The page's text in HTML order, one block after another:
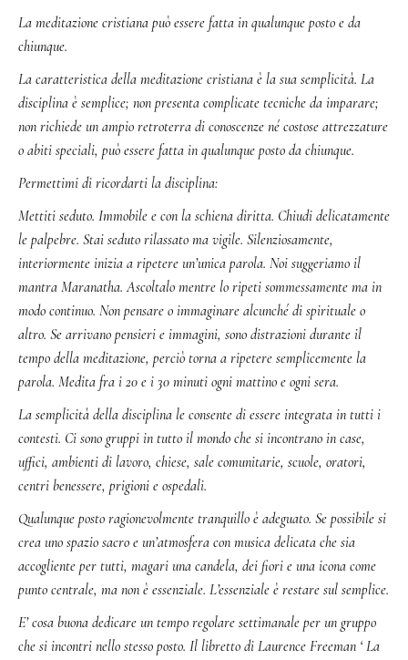
La meditazione cristiana può essere fatta in qualunque posto e da
chiunque.
La caratteristica della meditazione cristiana è la sua semplicità. La
disciplina è semplice; non presenta complicate tecniche da imparare;
non richiede un ampio retroterra di conoscenze né costose attrezzature
o abiti speciali, può essere fatta in qualunque posto da chiunque.
Permettimi di ricordarti la disciplina:
Mettiti seduto. Immobile e con la schiena diritta. Chiudi delicatamente
le palpebre. Stai seduto rilassato ma vigile. Silenziosamente,
interiormente inizia a ripetere un’unica parola. Noi suggeriamo il
mantra Maranatha. Ascoltalo mentre lo ripeti sommessamente ma in
modo continuo. Non pensare o immaginare alcunché di spirituale o
altro. Se arrivano pensieri e immagini, sono distrazioni durante il
tempo della meditazione, perciò torna a ripetere semplicemente la
parola. Medita fra i 20 e i 30 minuti ogni mattino e ogni sera.
La semplicità della disciplina le consente di essere integrata in tutti i
contesti. Ci sono gruppi in tutto il mondo che si incontrano in case,
uffici, ambienti di lavoro, chiese, sale comunitarie, scuole, oratori,
centri benessere, prigioni e ospedali.
Qualunque posto ragionevolmente tranquillo è adeguato. Se possibile si
crea uno spazio sacro e un’atmosfera con musica delicata che sia
accogliente per tutti, magari una candela, dei fiori e una icona come
punto centrale, ma non è essenziale. L’essenziale è restare sul semplice.
E’ cosa buona dedicare un tempo regolare settimanale per un gruppo
che si incontri nello stesso posto. Il libretto di Laurence Freeman ‘La